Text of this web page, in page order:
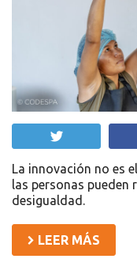
La innovación no es
las personas pueden
desigualdad.
LEER MÁS